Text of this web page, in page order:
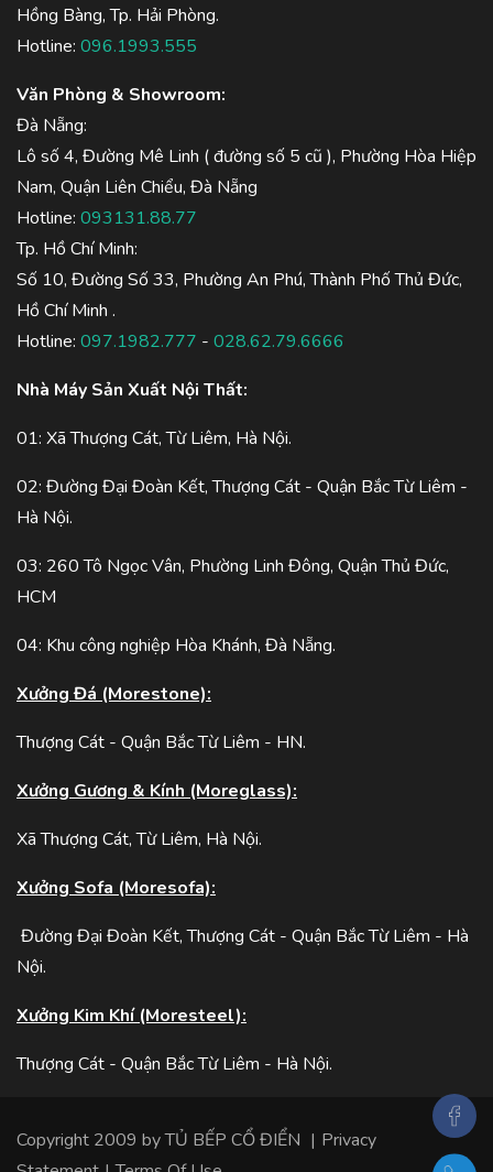
Hồng Bàng, Tp. Hải Phòng.
Hotline: 096.1993.555
Văn Phòng & Showroom:
Đà Nẵng:
Lô số 4, Đường Mê Linh ( đường số 5 cũ ), Phường Hòa Hiệp
Nam, Quận Liên Chiểu, Đà Nẵng
Hotline: 093131.88.77
Tp. Hồ Chí Minh:
Số 10, Đường Số 33, Phường An Phú, Thành Phố Thủ Đức,
Hồ Chí Minh .
Hotline: 097.1982.777 - 028.62.79.6666
Nhà Máy Sản Xuất Nội Thất:
01: Xã Thượng Cát, Từ Liêm, Hà Nội.
02: Đường Đại Đoàn Kết, Thượng Cát - Quận Bắc Từ Liêm -
Hà Nội.
03: 260 Tô Ngọc Vân, Phường Linh Đông, Quận Thủ Đức,
HCM
04: Khu công nghiệp Hòa Khánh, Đà Nẵng.
Xưởng Đá (Morestone):
Thượng Cát - Quận Bắc Từ Liêm - HN.
Xưởng Gương & Kính (Moreglass):
Xã Thượng Cát, Từ Liêm, Hà Nội.
Xưởng Sofa (Moresofa):
Đường Đại Đoàn Kết, Thượng Cát - Quận Bắc Từ Liêm - Hà
Nội.
Xưởng Kim Khí (Moresteel):
Thượng Cát - Quận Bắc Từ Liêm - Hà Nội.
Copyright 2009 byTỦ BẾP CỔ ĐIỂN | Privacy